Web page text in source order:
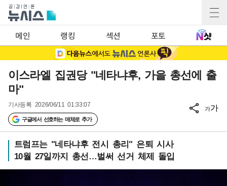
메인 랭킹 섹션 포토
이스라엘 집권당 "네타냐후, 가을 총선에 출
마"
기사등록 2026/06/11 01:33:07
구글에서 선호하는 매체로 추가
가가
트럼프는 "네타냐후 전시 총리" 은퇴 시사
10월 27일까지 총선…벌써 선거 체제 돌입